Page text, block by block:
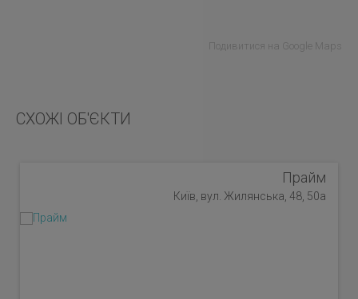
Подивитися на Google Maps
СХОЖІ ОБ'ЄКТИ
Прайм
Київ, вул. Жилянська, 48, 50а